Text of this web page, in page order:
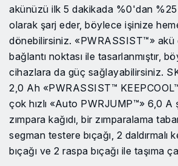
akünüzü ilk 5 dakikada %0'dan
olarak şarj eder, böylece işinize
dönebilirsiniz. «PWRASSIST™» akü
bağlantı noktası ile tasarlanmıştır,
cihazlara da güç sağlayabilirsiniz.
2,0 Ah «PWRASSIST™
çok hızlı «Auto PWRJUMP™» 6,0 A
zımpara kağıdı, bir zımparalama
segman testere bıçağı, 2 daldırmalı
bıçağı ve 2 raspa bıçağı ile taşıma